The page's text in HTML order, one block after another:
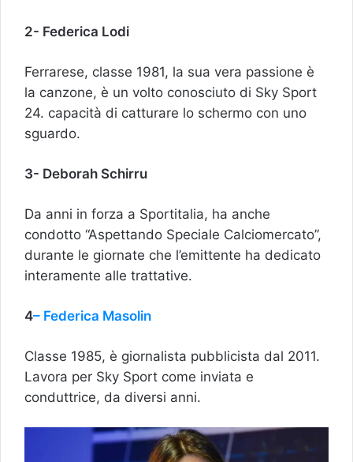
2- Federica Lodi
Ferrarese, classe 1981, la sua vera passione è
la canzone, è un volto conosciuto di Sky Sport
24. capacità di catturare lo schermo con uno
sguardo.
3- Deborah Schirru
Da anni in forza a Sportitalia, ha anche
condotto “Aspettando Speciale Calciomercato”,
durante le giornate che l’emittente ha dedicato
interamente alle trattative.
4– Federica Masolin
Classe 1985, è giornalista pubblicista dal 2011.
Lavora per Sky Sport come inviata e
conduttrice, da diversi anni.